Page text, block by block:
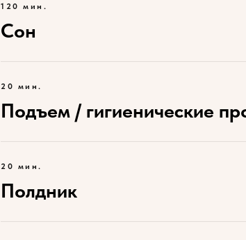
120 мин.
Сон
20 мин.
Подъем / гигиенические
20 мин.
Полдник